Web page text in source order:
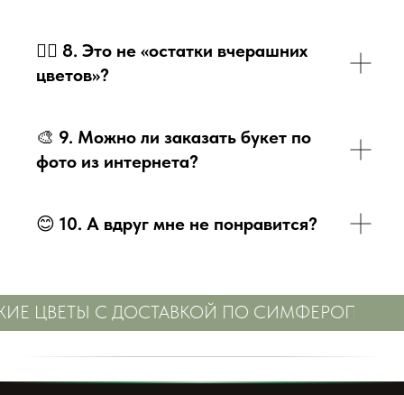
🙋‍♀️ 8. Это не «остатки вчерашних
цветов»?
🎨 9. Можно ли заказать букет по
фото из интернета?
😊 10. А вдруг мне не понравится?
ЦВЕТЫ С ДОСТАВКОЙ ПО СИМФЕРОПОЛЮ